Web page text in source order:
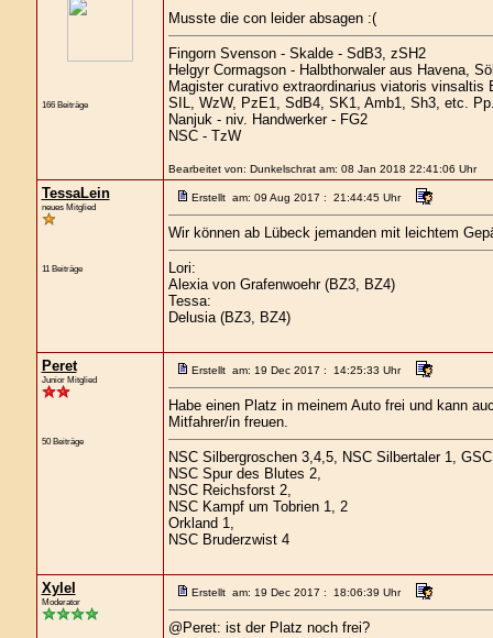
166 Beiträge
Musste die con leider absagen :(
Fingorn Svenson - Skalde - SdB3, zSH2
Helgyr Cormagson - Halbthorwaler aus Havena,
Magister curativo extraordinarius viatoris
SIL, WzW, PzE1, SdB4, SK1, Amb1, Sh3, etc.
Nanjuk - niv. Handwerker - FG2
NSC - TzW
Bearbeitet von: Dunkelschrat am: 08 Jan 2018 22:41:06 Uhr
TessaLein
neues Mitglied
11 Beiträge
Erstellt am: 09 Aug 2017 : 21:44:45 Uhr
Wir können ab Lübeck jemanden mit leichtem
Lori:
Alexia von Grafenwoehr (BZ3, BZ4)
Tessa:
Delusia (BZ3, BZ4)
Peret
Junior Mitglied
50 Beiträge
Erstellt am: 19 Dec 2017 : 14:25:33 Uhr
Habe einen Platz in meinem Auto frei und kann
Mitfahrer/in freuen.
NSC Silbergroschen 3,4,5, NSC Silbertaler 1,
NSC Spur des Blutes 2,
NSC Reichsforst 2,
NSC Kampf um Tobrien 1, 2
Orkland 1,
NSC Bruderzwist 4
Xylel
Moderator
Erstellt am: 19 Dec 2017 : 18:06:39 Uhr
@Peret: ist der Platz noch frei?